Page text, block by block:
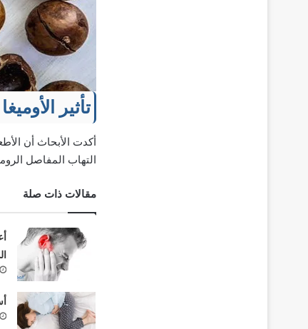
تأثير الأوميغا 3 على علاج الروماتويد والتهاب المفاصل
التهاب المفاصل
مقالات ذات صلة